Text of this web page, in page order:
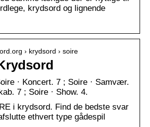
krydsord og lignende
› krydsord › soire
· Koncert. 7 ; Soire · Samvær.
7 ; Soire · Show. 4.
i krydsord. Find de bedste svar
ethvert type gådespil